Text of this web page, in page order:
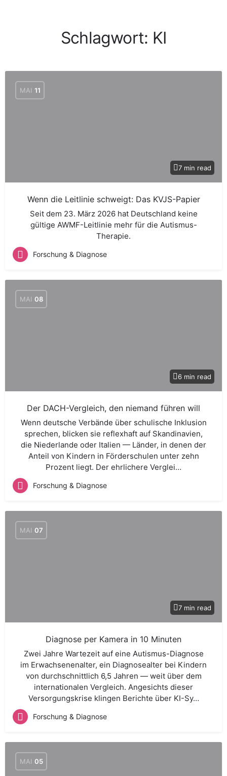
Schlagwort: KI
MAI 11
7 min read
Wenn die Leitlinie schweigt: Das KVJS-Papier
Seit dem 23. März 2026 hat Deutschland keine
gültige AWMF-Leitlinie mehr für die Autismus-
Therapie.
Forschung & Diagnose
MAI 08
6 min read
Der DACH-Vergleich, den niemand führen will
Wenn deutsche Verbände über schulische Inklusion
sprechen, blicken sie reflexhaft auf Skandinavien,
die Niederlande oder Italien — Länder, in denen der
Anteil von Kindern in Förderschulen unter zehn
Prozent liegt. Der ehrlichere Verglei…
Forschung & Diagnose
MAI 07
7 min read
Diagnose per Kamera in 10 Minuten
Zwei Jahre Wartezeit auf eine Autismus-Diagnose
im Erwachsenenalter, ein Diagnosealter bei Kindern
von durchschnittlich 6,5 Jahren — weit über dem
internationalen Vergleich. Angesichts dieser
Versorgungskrise klingen Berichte über KI-Sy…
Forschung & Diagnose
MAI 05